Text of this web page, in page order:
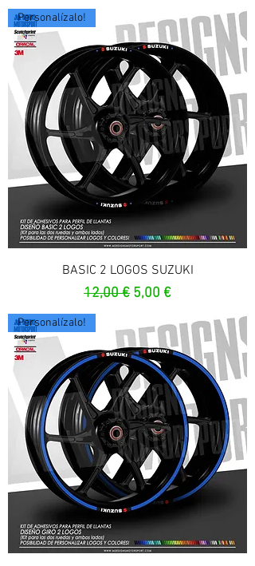
Personalízalo!
BASIC 2 LOGOS SUZUKI
Prezzo regolare
12,00 € Prezzo scontato
5,00 €
Personalízalo!